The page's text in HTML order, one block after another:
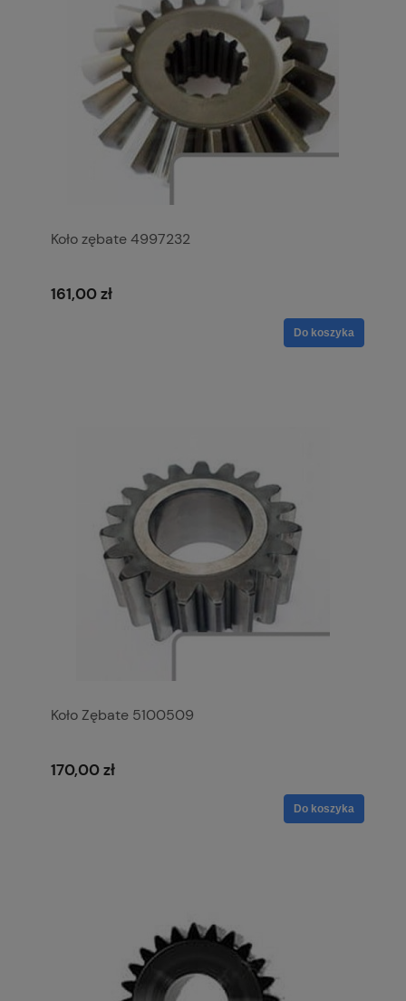
Koło zębate 4997232
161,00 zł
Do koszyka
Koło Zębate 5100509
170,00 zł
Do koszyka